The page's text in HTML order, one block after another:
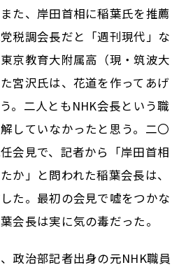
た、岸田首相に稲葉氏を推薦
税調会長だと「週刊現代」な
京教育大附属高（現・筑波大
宮沢氏は、花道を作ってあげ
。二人ともNHK会長という職
していなかったと思う。二〇
会見で、記者から「岸田首相
か」と問われた稲葉会長は、
た。最初の会見で嘘をつかな
会長は実に気の毒だった。
政治部記者出身の元NHK職員